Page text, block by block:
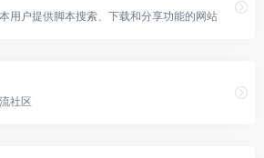
用户提供脚本搜索、下载和分享功能的网站
社区